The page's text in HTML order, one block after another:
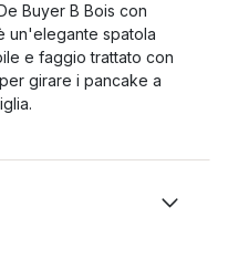
Buyer B Bois con
un'elegante spatola
e faggio trattato con
girare i pancake a